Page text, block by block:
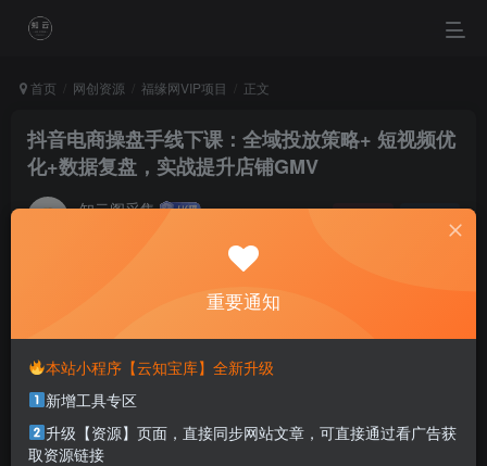
首页 网创资源 福缘网VIP项目 正文
抖音电商操盘手线下课：全域投放策略+ 短视频优
化+数据复盘，实战提升店铺GMV
知云阁采集
More grow up more lonely, more grow up more uneasy.
本站部分资源打包为压缩包以方便分享，涉及较多
解压密码，如果你下载的资源需要解压密码，请点
击解压密码查看
重要通知
本站小程序【云知宝库】全新升级
新增工具专区
升级【资源】页面，直接同步网站文章，可直接通过看广告获
取资源链接